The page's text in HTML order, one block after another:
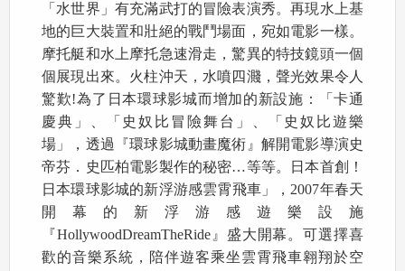
「水世界」有充滿武打的冒險表演秀。再現水上基
地的巨大裝置和壯絕的戰鬥場面，宛如電影一樣。
摩托艇和水上摩托急速滑走，驚異的特技鏡頭一個
個展現出來。火柱沖天，水噴四濺，聲光效果令人
驚歎!為了日本環球影城而增加的新設施：「卡通
慶典」、「史奴比冒險舞台」、「史奴比遊樂
場」，透過『環球影城動畫魔術』解開電影導演史
帝芬．史匹柏電影製作的秘密…等等。日本首創！
日本環球影城的新浮游感雲霄飛車」，2007年春天
開幕的新浮游感遊樂設施
『HollywoodDreamTheRide』盛大開幕。可選擇喜
歡的音樂系統，陪伴遊客乘坐雲霄飛車翱翔於空